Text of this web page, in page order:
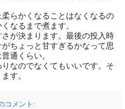
らかくなることはなくなるの
なるまで煮ます。
が決まります。最後の投入時
ちょっと甘すぎるかなって思
通くらい。
なのでなくてもいいです。そ
す。
コメント: